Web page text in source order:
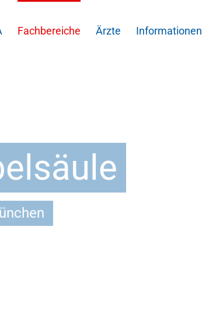
Fachbereiche Ärzte Informationen